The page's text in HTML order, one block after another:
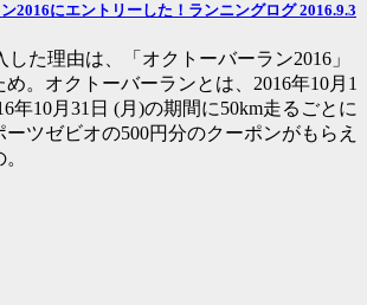
2016にエントリーした！ランニングログ 2016.9.3
した理由は、「オクトーバーラン2016」
。オクトーバーランとは、2016年10月1
年10月31日 (月)の期間に50km走るごとに
ーツゼビオの500円分のクーポンがもらえ